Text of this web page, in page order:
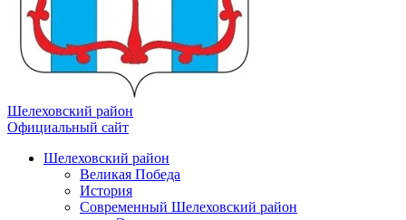
Шелеховский район
Официальный сайт
Шелеховский район
Великая Победа
История
Современный Шелеховский район